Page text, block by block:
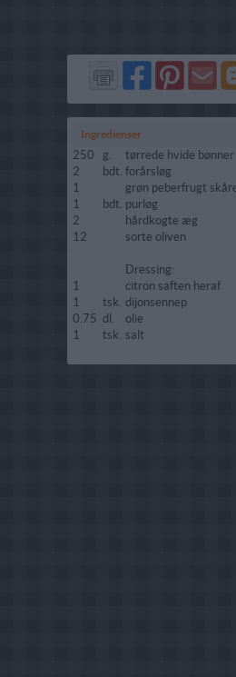
Del
på
Del
på
Send
via
Del
på
Ingredienser
250 g.
tørrede hvide bønner
2
bdt. forårsløg
1
grøn peberfrugt
1
bdt. purløg
2
hårdkogte æg
12
sorte oliven
Dressing:
1
citron saften heraf
1
tsk. dijonsennep
0.75 dl.
olie
1
tsk. salt